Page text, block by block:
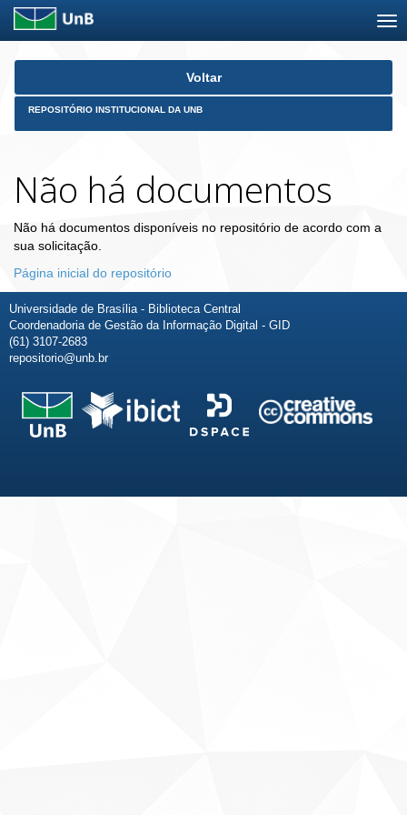
Skip
Voltar
REPOSITÓRIO INSTITUCIONAL DA UNB
Não há documentos
Não há documentos disponíveis no repositório de acordo com a
sua solicitação.
Página inicial do repositório
Universidade de Brasília - Biblioteca Central
Coordenadoria de Gestão da Informação Digital - GID
(61) 3107-2683
repositorio@unb.br